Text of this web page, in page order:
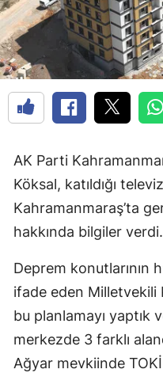
AK Parti
Köksal, katıldığı
Kahramanmaraş’ta
hakkında bilgiler verdi.
Deprem konutlarının
ifade eden Milletvekili
bu planlamayı yaptık
merkezde 3 farklı
Ağyar mevkiinde TOKİ